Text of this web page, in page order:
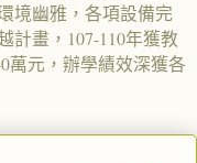
境幽雅，各項設備完
計畫，107-110年獲教
萬元，辦學績效深獲各